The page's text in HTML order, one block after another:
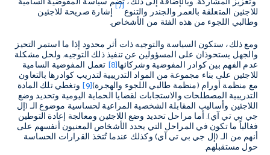
للاجئين المتعلقة بالعمر والجندر والتنوع[7]إشارة صريحة للاجئين
وطالبي اللجوء من هذه الفئة من الأشخاص.
ومع ذلك، ستكون السياسة والتوجيه ذات أثر محدود إذا ما استمر التحيز
والجهل يستحوذان على المسؤولين عن تنفيذ ذلك التوجيه. ولحل مشكلة
عدم الفهم بين كوادر المفوضية وشركائها[8] تعمل المفوضية السامية
للاجئين على بناء مجموعة من المواد التدريبية لتدريب كوادرها بالتعاون
مع منظمة أورام (منظمة طالبي اللجوء والهجرة)[9] وتغطي تلك المادة
التدريبية المصطلحات والاستجابات لقضايا الحماية اليومية وتحديد وضع
اللاجئين وأساليب المقابلة الشخصية المراعية لحساسية موضوع الـ (إل
جي بي تي آي). أما مراحل تحديد وضع اللاجئين ومعالجة إعادة التوطين
فغالباً ما تكون في المراحل التي يحدد الأشخاص المعنيون أنفسهم على
أنهم من الـ (إل جي بي تي آي) وكذلك عندما تُتخذ القرارات الحساسة
حول مستقبلهم.